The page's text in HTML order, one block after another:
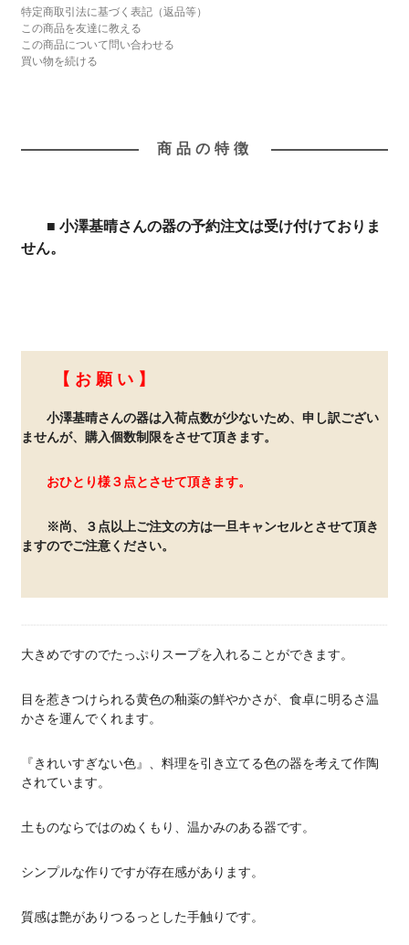
特定商取引法に基づく表記（返品等）
この商品を友達に教える
この商品について問い合わせる
買い物を続ける
商品の特徴
■ 小澤基晴さんの器の予約注文は受け付けておりま
せん。
【 お 願 い 】
小澤基晴さんの器は入荷点数が少ないため、申し訳ござい
ませんが、購入個数制限をさせて頂きます。
おひとり様３点とさせて頂きます。
※尚、３点以上ご注文の方は一旦キャンセルとさせて頂き
ますのでご注意ください。
大きめですのでたっぷりスープを入れることができます。
目を惹きつけられる黄色の釉薬の鮮やかさが、食卓に明るさ温
かさを運んでくれます。
『きれいすぎない色』、料理を引き立てる色の器を考えて作陶
されています。
土ものならではのぬくもり、温かみのある器です。
シンプルな作りですが存在感があります。
質感は艶がありつるっとした手触りです。